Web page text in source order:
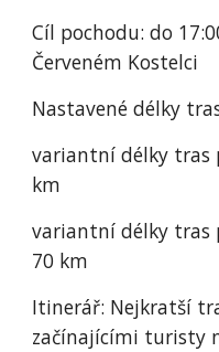
Cíl pochodu: do
Červeném Kostelci
Nastavené délky
variantní délky tras
km
variantní délky tras
70 km
Itinerář: Nejkratší
začínajícími turisty